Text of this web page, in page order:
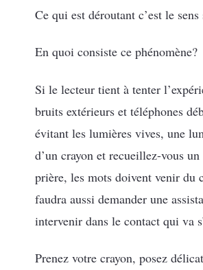
Ce qui est déroutant c’est le
En quoi consiste ce phénomène?
Si le lecteur tient à tenter
bruits extérieurs et téléphones
évitant les lumières vives, une
d’un crayon et recueillez-vous
prière, les mots doivent venir du
faudra aussi demander une
intervenir dans le contact qui va
Prenez votre crayon, posez